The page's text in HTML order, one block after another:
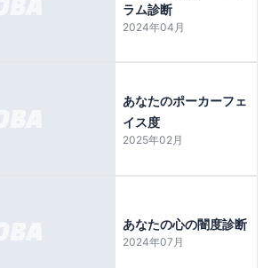
ラム診断
2024年04月
あなたのポーカーフェ
イス度
2025年02月
あなたの心の闇度診断
2024年07月